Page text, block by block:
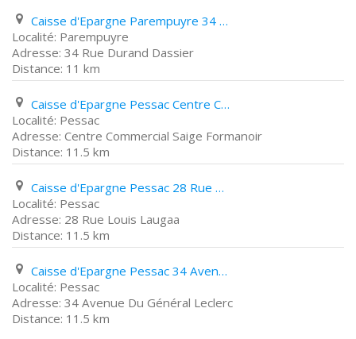
Caisse d'Epargne Parempuyre 34 Rue Durand Dassier
Parempuyre
34 Rue Durand Dassier
11 km
Caisse d'Epargne Pessac Centre Commercial Saige Formanoir
Pessac
Centre Commercial Saige Formanoir
11.5 km
Caisse d'Epargne Pessac 28 Rue Louis Laugaa
Pessac
28 Rue Louis Laugaa
11.5 km
Caisse d'Epargne Pessac 34 Avenue Du Général Leclerc
Pessac
34 Avenue Du Général Leclerc
11.5 km